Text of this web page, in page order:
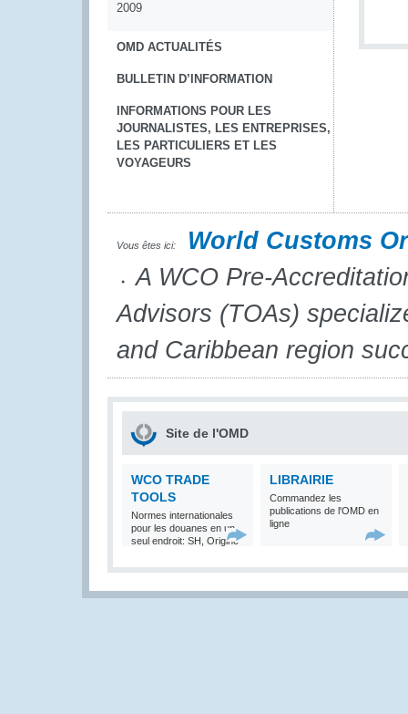
2009
OMD ACTUALITÉS
BULLETIN D’INFORMATION
INFORMATIONS POUR LES
JOURNALISTES, LES ENTREPRISES,
LES PARTICULIERS ET LES
VOYAGEURS
Vous êtes ici:
World Customs
A WCO Pre-
Advisors (TOAs)
and Caribbean region
Site de l'OMD
WCO TRADE
TOOLS
Normes internationales
pour les douanes en un
seul endroit: SH, Origine
LIBRAIRIE
Commandez les
publications de l'OMD en
ligne